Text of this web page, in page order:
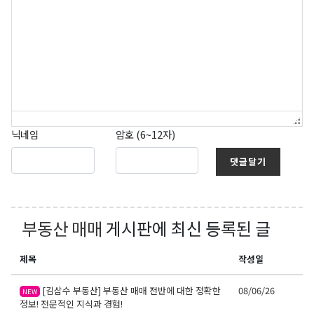
닉네임 암호 (6~12자)
댓글달기
부동산 매매 게시판에 최신 등록된 글
제목 작성일
NEW [김삼수 부동산] 부동산 매매 전반에 대한 정확한
정보! 전문적인 지식과 경험!
08/06/26